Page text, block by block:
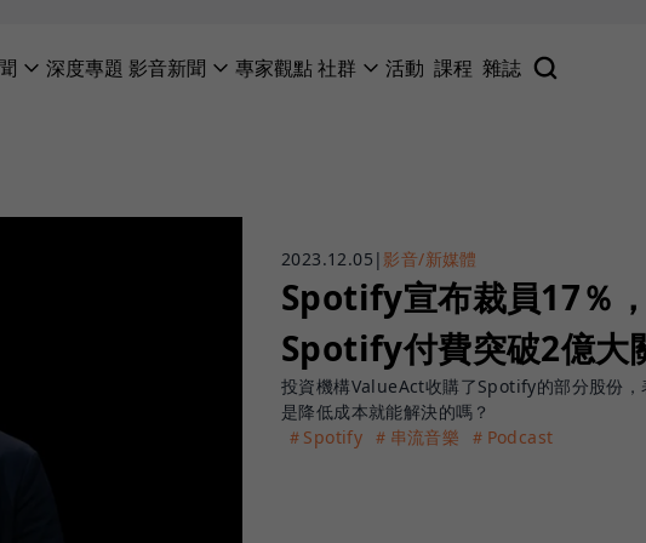
深度專題 影音新聞 專家觀點社群 活動 課程 雜誌
2023.12.05 | 影音/新媒體
Spotify宣布裁員17％
Spotify付費突破2億大
投資機構ValueAct收購了Spotify的部分股份
是降低成本就能解決的嗎？
＃Spotify ＃串流音樂 ＃Podcast